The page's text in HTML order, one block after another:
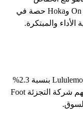
الطلب واكتساب المنافسين مثل On Holding وHoka حصة في
والمبتكرة.
وانخفضت أسهم شركتي Under Armor وLululemon بنسبة 2.3%
و1.6% على التوالي، في حين انخفضت أسهم شركة التجزئة Foot